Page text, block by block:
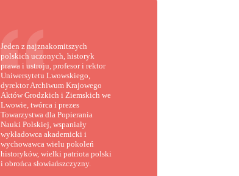
Jeden z najznakomitszych
polskich uczonych, historyk
prawa i ustroju, profesor i rektor
Uniwersytetu Lwowskiego,
dyrektor Archiwum Krajowego
Aktów Grodzkich i Ziemskich we
Lwowie, twórca i prezes
Towarzystwa dla Popierania
Nauki Polskiej, wspaniały
wykładowca akademicki i
wychowawca wielu pokoleń
historyków, wielki patriota polski
i obrońca słowiańszczyzny.